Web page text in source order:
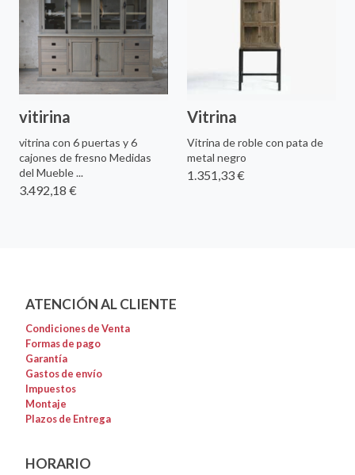
vitirina
vitrina con 6 puertas y 6
cajones de fresno Medidas
del Mueble ...
3.492,18 €
Vitrina
Vitrina de roble con pata de
metal negro
1.351,33 €
ATENCIÓN AL CLIENTE
Condiciones de Venta
Formas de pago
Garantía
Gastos de envío
Impuestos
Montaje
Plazos de Entrega
HORARIO